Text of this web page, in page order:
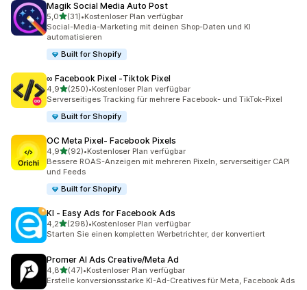
Magik Social Media Auto Post
5,0von 5 Sternen
(31)
31 Rezensionen insgesamt
•Kostenloser Plan verfügbar
Social-Media-Marketing mit deinen Shop-Daten und KI
automatisieren
Built for Shopify
∞ Facebook Pixel ‑Tiktok Pixel
4,9von 5 Sternen
(250)
250 Rezensionen insgesamt
•Kostenloser Plan verfügbar
Serverseitiges Tracking für mehrere Facebook- und TikTok-Pixel
Built for Shopify
OC Meta Pixel‑ Facebook Pixels
4,9von 5 Sternen
(92)
92 Rezensionen insgesamt
•Kostenloser Plan verfügbar
Bessere ROAS-Anzeigen mit mehreren Pixeln, serverseitiger CAPI
und Feeds
Built for Shopify
KI ‑ Easy Ads for Facebook Ads
4,2von 5 Sternen
(298)
298 Rezensionen insgesamt
•Kostenloser Plan verfügbar
Starten Sie einen kompletten Werbetrichter, der konvertiert
Promer AI Ads Creative/Meta Ad
4,8von 5 Sternen
(47)
47 Rezensionen insgesamt
•Kostenloser Plan verfügbar
Erstelle konversionsstarke KI-Ad-Creatives für Meta, Facebook Ads